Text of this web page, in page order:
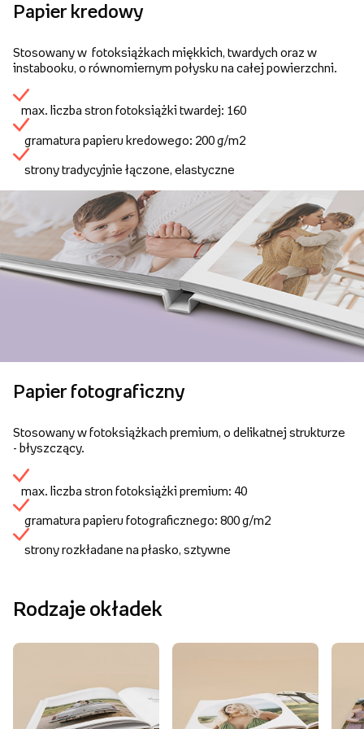
Papier kredowy
Stosowany w fotoksiążkach miękkich, twardych oraz w
instabooku, o równomiernym połysku na całej powierzchni.
max. liczba stron fotoksiążki twardej: 160
gramatura papieru kredowego: 200 g/m2
strony tradycyjnie łączone, elastyczne
Papier fotograficzny
Stosowany w fotoksiążkach premium, o delikatnej strukturze
- błyszczący.
max. liczba stron fotoksiążki premium: 40
gramatura papieru fotograficznego: 800 g/m2
strony rozkładane na płasko, sztywne
Rodzaje okładek